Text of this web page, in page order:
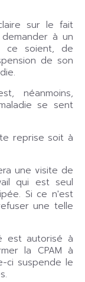
sur le fait
à un
ce soient, de
de son
néanmoins,
se sent
reprise soit à
une visite de
qui est seul
Si ce n'est
une telle
est autorisé à
la CPAM à
ci suspende le